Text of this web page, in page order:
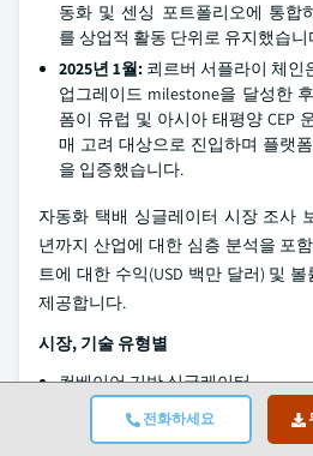
전화하세요
동화 및 센싱 포트폴리오에 통합
를 상업적 활동 단위로 유지했습니
2025년 1월: 쾨르버 서플라이 체인
업그레이드 milestone을 달성한
폼이 유럽 및 아시아 태평양 CEP
매 고려 대상으로 진입하며 플랫
을 입증했습니다.
자동화 택배 싱글레이터 시장 조사
년까지 산업에 대한 심층 분석을 포
트에 대한 수익(USD 백만 달러) 및
제공합니다.
시장, 기술 유형별
컨베이어 기반 싱글레이터
벨트 구동 싱글레이터
롤러 기반 싱글레이터